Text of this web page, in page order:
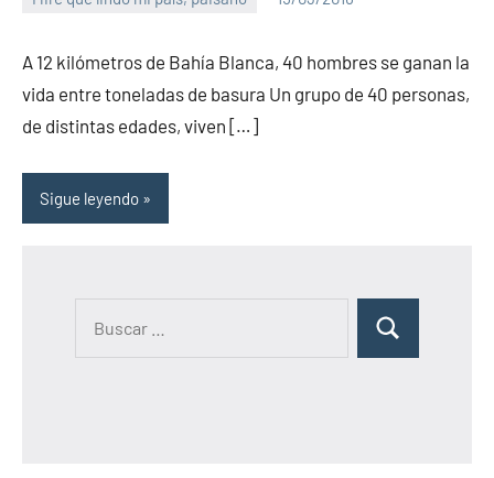
PuroChamuyo
comentarios
A 12 kilómetros de Bahía Blanca, 40 hombres se ganan la
vida entre toneladas de basura Un grupo de 40 personas,
de distintas edades, viven […]
Sigue leyendo
B